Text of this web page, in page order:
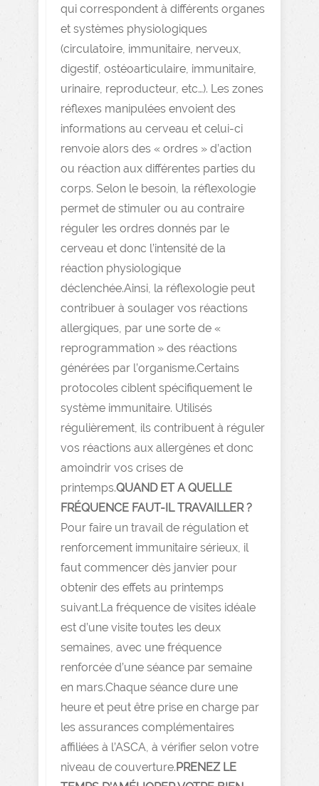
qui correspondent à différents organes
et systèmes physiologiques
(circulatoire, immunitaire, nerveux,
digestif, ostéoarticulaire, immunitaire,
urinaire, reproducteur, etc…). Les zones
réflexes manipulées envoient des
informations au cerveau et celui-ci
renvoie alors des « ordres » d’action
ou réaction aux différentes parties du
corps. Selon le besoin, la réflexologie
permet de stimuler ou au contraire
réguler les ordres donnés par le
cerveau et donc l’intensité de la
réaction physiologique
déclenchée.Ainsi, la réflexologie peut
contribuer à soulager vos réactions
allergiques, par une sorte de «
reprogrammation » des réactions
générées par l’organisme.Certains
protocoles ciblent spécifiquement le
système immunitaire. Utilisés
régulièrement, ils contribuent à réguler
vos réactions aux allergènes et donc
amoindrir vos crises de
printemps.QUAND ET A QUELLE
FRÉQUENCE FAUT-IL TRAVAILLER ?
Pour faire un travail de régulation et
renforcement immunitaire sérieux, il
faut commencer dès janvier pour
obtenir des effets au printemps
suivant.La fréquence de visites idéale
est d’une visite toutes les deux
semaines, avec une fréquence
renforcée d’une séance par semaine
en mars.Chaque séance dure une
heure et peut être prise en charge par
les assurances complémentaires
affiliées à l’ASCA, à vérifier selon votre
niveau de couverture.PRENEZ LE